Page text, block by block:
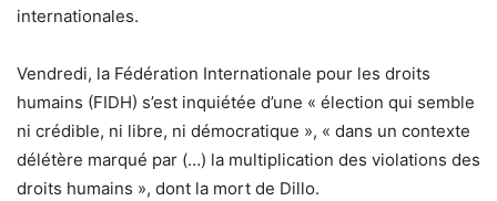
internationales.
Vendredi, la Fédération Internationale pour les droits
humains (FIDH) s’est inquiétée d’une « élection qui semble
ni crédible, ni libre, ni démocratique », « dans un contexte
délétère marqué par (…) la multiplication des violations des
droits humains », dont la mort de Dillo.